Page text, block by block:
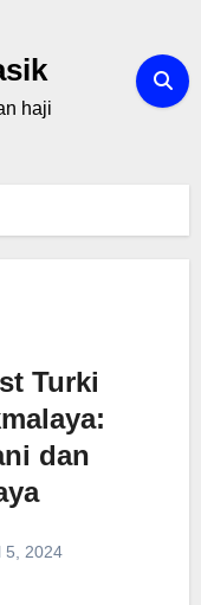
haji
Turki
dan
5, 2024